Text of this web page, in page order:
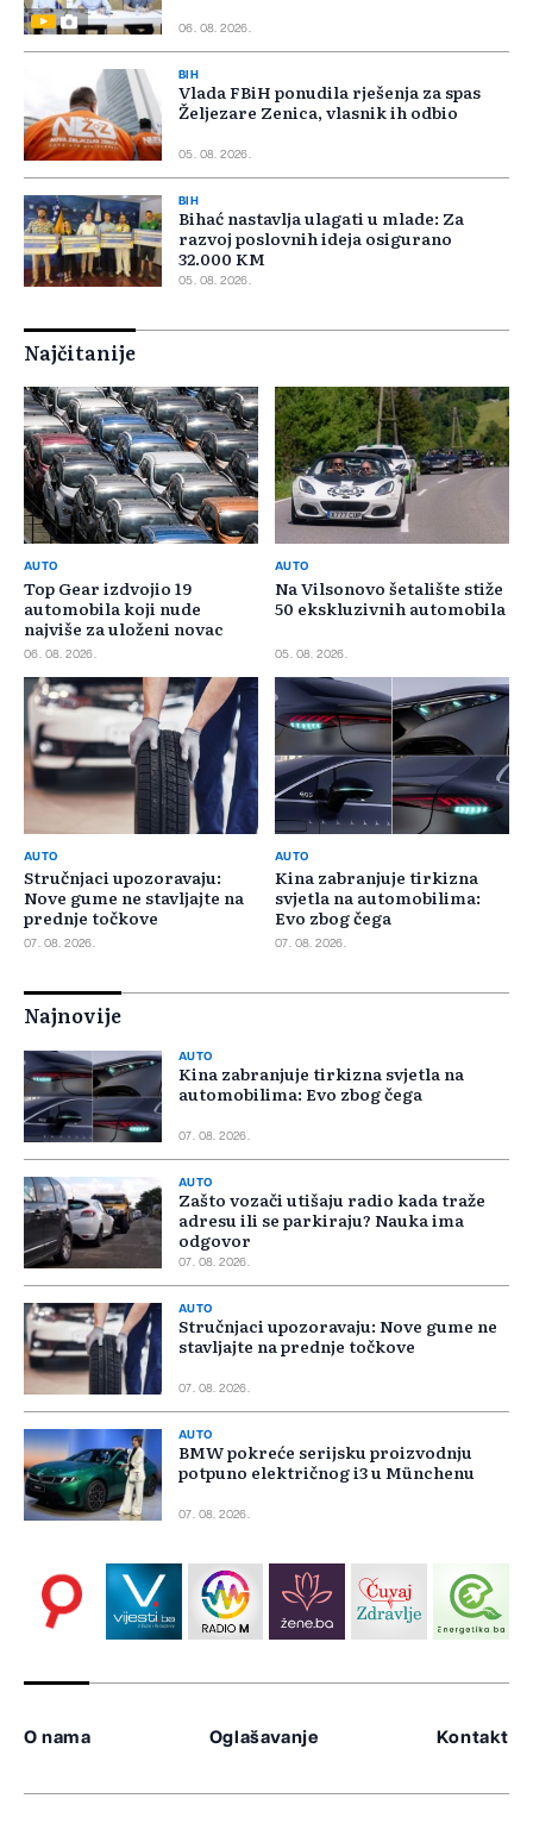
06. 08. 2026.
BIH
Vlada FBiH ponudila rješenja za spas
Željezare Zenica, vlasnik ih odbio
05. 08. 2026.
BIH
Bihać nastavlja ulagati u mlade: Za
razvoj poslovnih ideja osigurano
32.000 KM
05. 08. 2026.
Najčitanije
AUTO
Top Gear izdvojio 19
automobila koji nude
najviše za uloženi novac
06. 08. 2026.
AUTO
Na Vilsonovo šetalište stiže
50 ekskluzivnih automobila
05. 08. 2026.
AUTO
Stručnjaci upozoravaju:
Nove gume ne stavljajte na
prednje točkove
07. 08. 2026.
AUTO
Kina zabranjuje tirkizna
svjetla na automobilima:
Evo zbog čega
07. 08. 2026.
Najnovije
AUTO
Kina zabranjuje tirkizna svjetla na
automobilima: Evo zbog čega
07. 08. 2026.
AUTO
Zašto vozači utišaju radio kada traže
adresu ili se parkiraju? Nauka ima
odgovor
07. 08. 2026.
AUTO
Stručnjaci upozoravaju: Nove gume ne
stavljajte na prednje točkove
07. 08. 2026.
AUTO
BMW pokreće serijsku proizvodnju
potpuno električnog i3 u Münchenu
07. 08. 2026.
O nama Oglašavanje Kontakt